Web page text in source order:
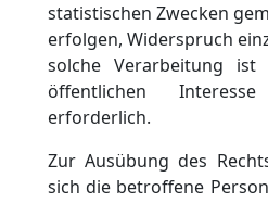
statistischen Zwecken
erfolgen, Widerspruch
solche Verarbeitung
öffentlichen
erforderlich.
Zur Ausübung des
sich die betroffene